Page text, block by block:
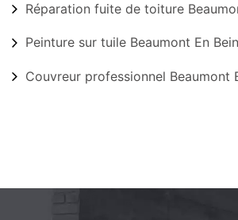
Réparation fuite de toiture
Peinture sur tuile Beaumont En
Couvreur professionnel Beaumont